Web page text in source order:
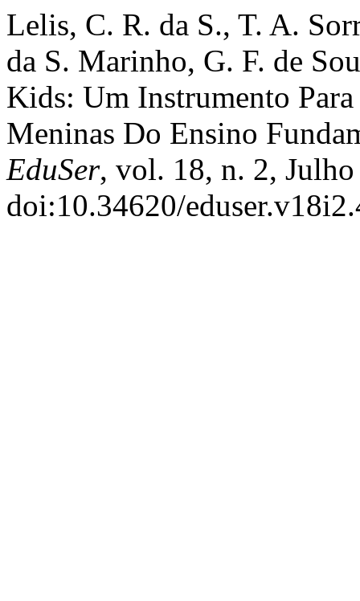
Lelis, C. R. da S., T. A.
da S. Marinho, G. F. de
Kids: Um Instrumento
Meninas Do Ensino
EduSer, vol. 18, n. 2,
doi:10.34620/